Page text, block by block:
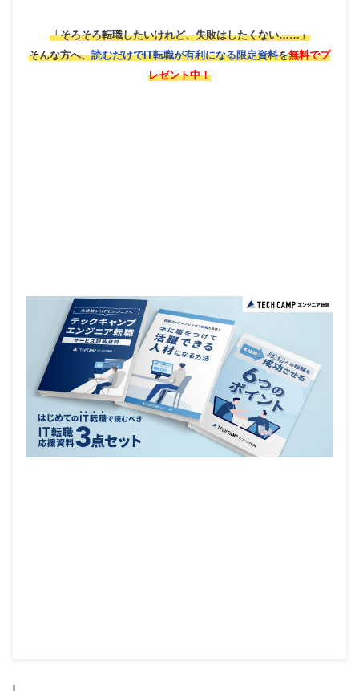
「そろそろ転職したいけれど、失敗はしたくない……」
そんな方へ、読むだけでIT転職が有利になる限定資料を無料でプ
レゼント中！